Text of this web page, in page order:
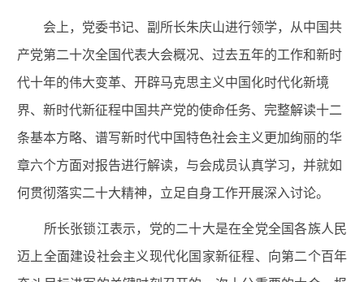
会上，党委书记、副所长朱庆山进行领学，从中国共
产党第二十次全国代表大会概况、过去五年的工作和新时
代十年的伟大变革、开辟马克思主义中国化时代化新境
界、新时代新征程中国共产党的使命任务、完整解读十二
条基本方略、谱写新时代中国特色社会主义更加绚丽的华
章六个方面对报告进行解读，与会成员认真学习，并就如
何贯彻落实二十大精神，立足自身工作开展深入讨论。
所长张锁江表示，党的二十大是在全党全国各族人民
迈上全面建设社会主义现代化国家新征程、向第二个百年